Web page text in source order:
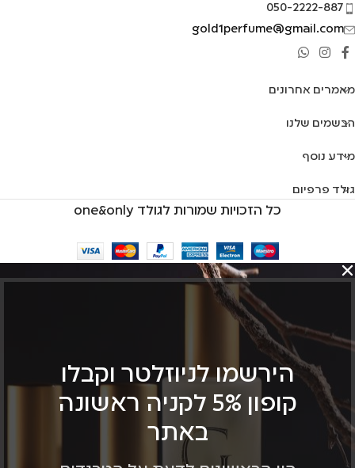
050-2222-887
gold1perfume@gmail.com
מאמרים אחרונים
הבשמים שלנו
מידע נוסף
גולד פרפיום
כל הזכויות שמורות לגולד one&only
הירשמו לניוזלטר וקבלו
קופון 5% לקניה ראשונה
באתר